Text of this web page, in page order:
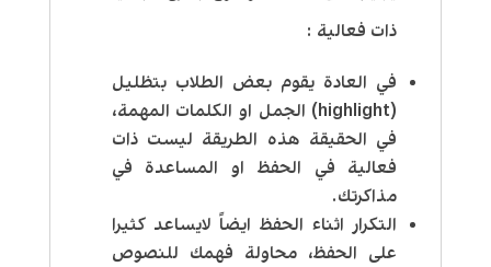
ذات فعالية :
في العادة يقوم بعض الطلاب بتظليل
(highlight) الجمل او الكلمات المهمة،
في الحقيقة هذه الطريقة ليست ذات
فعالية في الحفظ او المساعدة في
مذاكرتك.
التكرار اثناء الحفظ ايضاً لايساعد كثيرا
على الحفظ، محاولة فهمك للنصوص